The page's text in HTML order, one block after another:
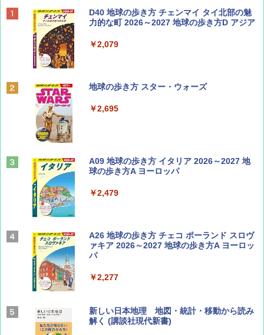
BE-PAL(ビ-パル) 2026年 9 月号【特別付録:
SOTO ミニマル"旅"財布 ランダム2種】
￥1,500
ディズニーファン ２０２６年 ９月号 [雑
山と溪谷 2026年8月号「南アルプス大全」
Coyote No.89 特集 星野道夫 夢見る旅
￥1,540
AIRLINE（エアライン）2026年9月号【特
集】ボーイング110周年を祝して！
D40 地球の歩き方 チェンマイ タイ北部の魅
力的な町 2026～2027 地球の歩き方D アジア
￥2,079
地球の歩き方 スター・ウォーズ
￥2,695
A09 地球の歩き方 イタリア 2026～2027 地
球の歩き方A ヨーロッパ
￥2,479
A26 地球の歩き方 チェコ ポーランド スロヴ
ァキア 2026～2027 地球の歩き方A ヨーロッ
パ
￥2,277
新しい日本地理 地図・統計・移動から読み
解く (講談社現代新書)